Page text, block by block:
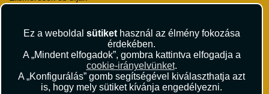
Ez a weboldal sütikethasznál az élmény fokozása
érdekében.
A „Mindent elfogadok”, gombra kattintva elfogadja a
cookie-irányelvünket.
A „Konfigurálás” gomb segítségével kiválaszthatja azt
is, hogy mely sütiket kívánja engedélyezni.
Utazási Csomag Szerződési Feltételek
Útlemondás-biztosítás Szerződési Feltételek
Utasbiztosítás Szerződési Feltételek
Repülőjegy Szerződési Feltételek
Adatvédelem